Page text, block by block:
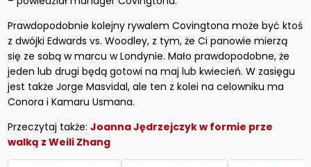
Prawdopodobnie kolejny rywalem Covingtona może być ktoś
z dwójki Edwards vs. Woodley, z tym, że Ci panowie mierzą
się ze sobą w marcu w Londynie. Mało prawdopodobne, że
jeden lub drugi będą gotowi na maj lub kwiecień. W zasięgu
jest także Jorge Masvidal, ale ten z kolei na celowniku ma
Conora i Kamaru Usmana.
Przeczytaj także:Joanna Jędrzejczyk w formie prze
walką z Weili Zhang